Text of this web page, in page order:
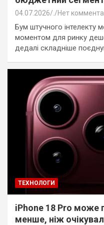
04.07.2026 Нет
Бум штучного інтелекту
моментом для ринку
дедалі складніше
ТЕХНОЛОГИ
iPhone 18 Pro може
менше, ніж